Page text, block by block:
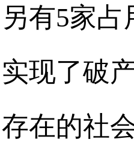
有5家
现了破
在的社